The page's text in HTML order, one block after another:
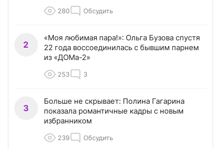
280 Обсудить
2
«Моя любимая пара!»: Ольга Бузова спустя
22 года воссоединилась с бывшим парнем
из «ДОМа-2»
253 3
3
Больше не скрывает: Полина Гагарина
показала романтичные кадры с новым
избранником
239 Обсудить